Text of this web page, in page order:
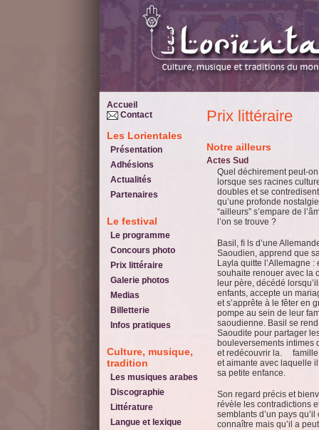
Accueil
Contact
Les Lorientales
Présentation
Adhésions
Actualités
Partenaires
Le festival
Le programme
Concours photo
Prix littéraire
Galerie photos
Medias
Billetterie
Infos pratiques
Culture, musique,
tradition
Les musiques arabes
Discographie
Littérature
Langue et lexique
Prix littéraire
Notre ailleurs
Actes Sud
Quel déchirement peut-
lorsque ses racines
doubles et se
qu’une profonde nostalgie
“ailleurs” s’empare de
l’on se trouve ?
Basil, ﬁ ls d’une
Saoudien, apprend que
Layla quitte l’Allemagne :
souhaite renouer avec la
leur père, décédé
enfants, accepte un
et s’apprête à le fêter en
pompe au sein de leur
saoudienne. Basil se
Saoudite pour partager
bouleversements intimes
et redécouvrir la. famille
et aimante avec laquelle
sa petite enfance.
Son regard précis et
révèle les contradictions
semblants d’un pays qu’il
connaître mais qu’il a